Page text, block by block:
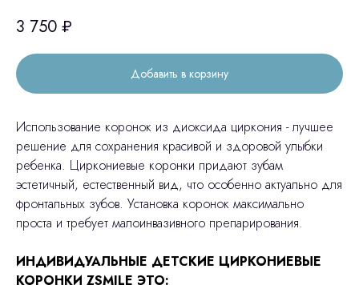
3 750 ₽
Добавить в корзину
Использование коронок из диоксида циркония - лучшее
решение для сохранения красивой и здоровой улыбки
ребенка. Циркониевые коронки придают зубам
эстетичный, естественный вид, что особенно актуально для
фронтальных зубов. Установка коронок максимально
проста и требует малоинвазивного препарирования.
ИНДИВИДУАЛЬНЫЕ ДЕТСКИЕ ЦИРКОНИЕВЫЕ
КОРОНКИ ZSMILE ЭТО: